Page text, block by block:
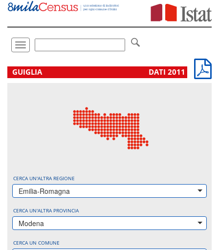
Vai
direttamente
Toggle
navigation
.
GUIGLIA DATI 2011
CERCA UN'ALTRA REGIONE
Emilia-Romagna
CERCA UN'ALTRA PROVINCIA
Modena
CERCA UN COMUNE